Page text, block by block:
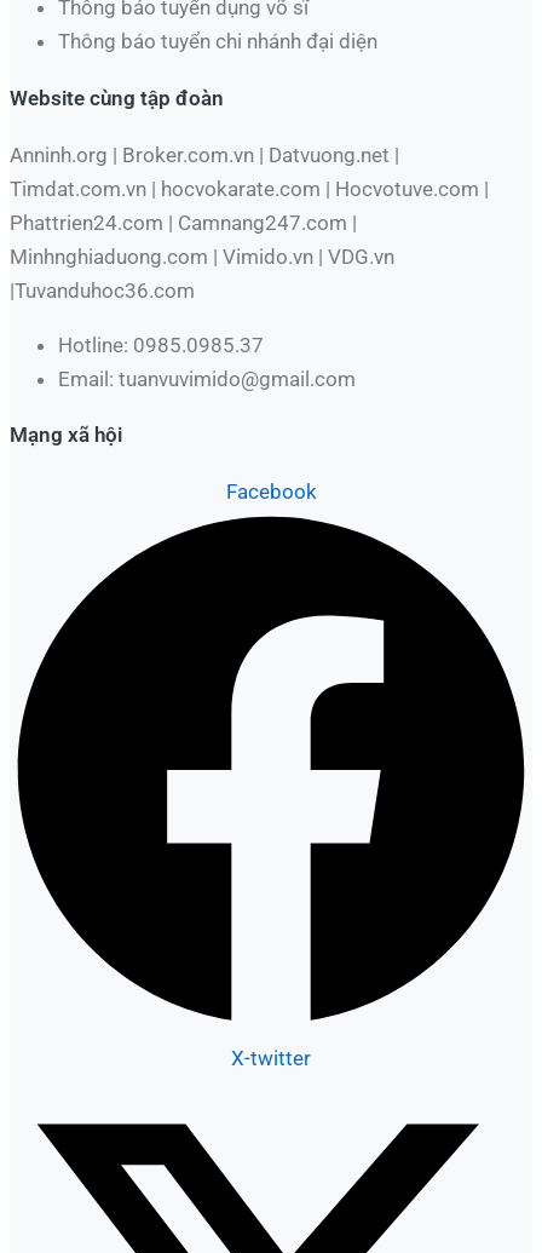
Thông báo tuyển dụng võ sĩ
Thông báo tuyển chi nhánh đại diện
Website cùng tập đoàn
Anninh.org | Broker.com.vn | Datvuong.net |
Timdat.com.vn | hocvokarate.com | Hocvotuve.com |
Phattrien24.com | Camnang247.com |
Minhnghiaduong.com | Vimido.vn | VDG.vn
|Tuvanduhoc36.com
Hotline: 0985.0985.37
Email: tuanvuvimido@gmail.com
Mạng xã hội
Facebook
X-twitter